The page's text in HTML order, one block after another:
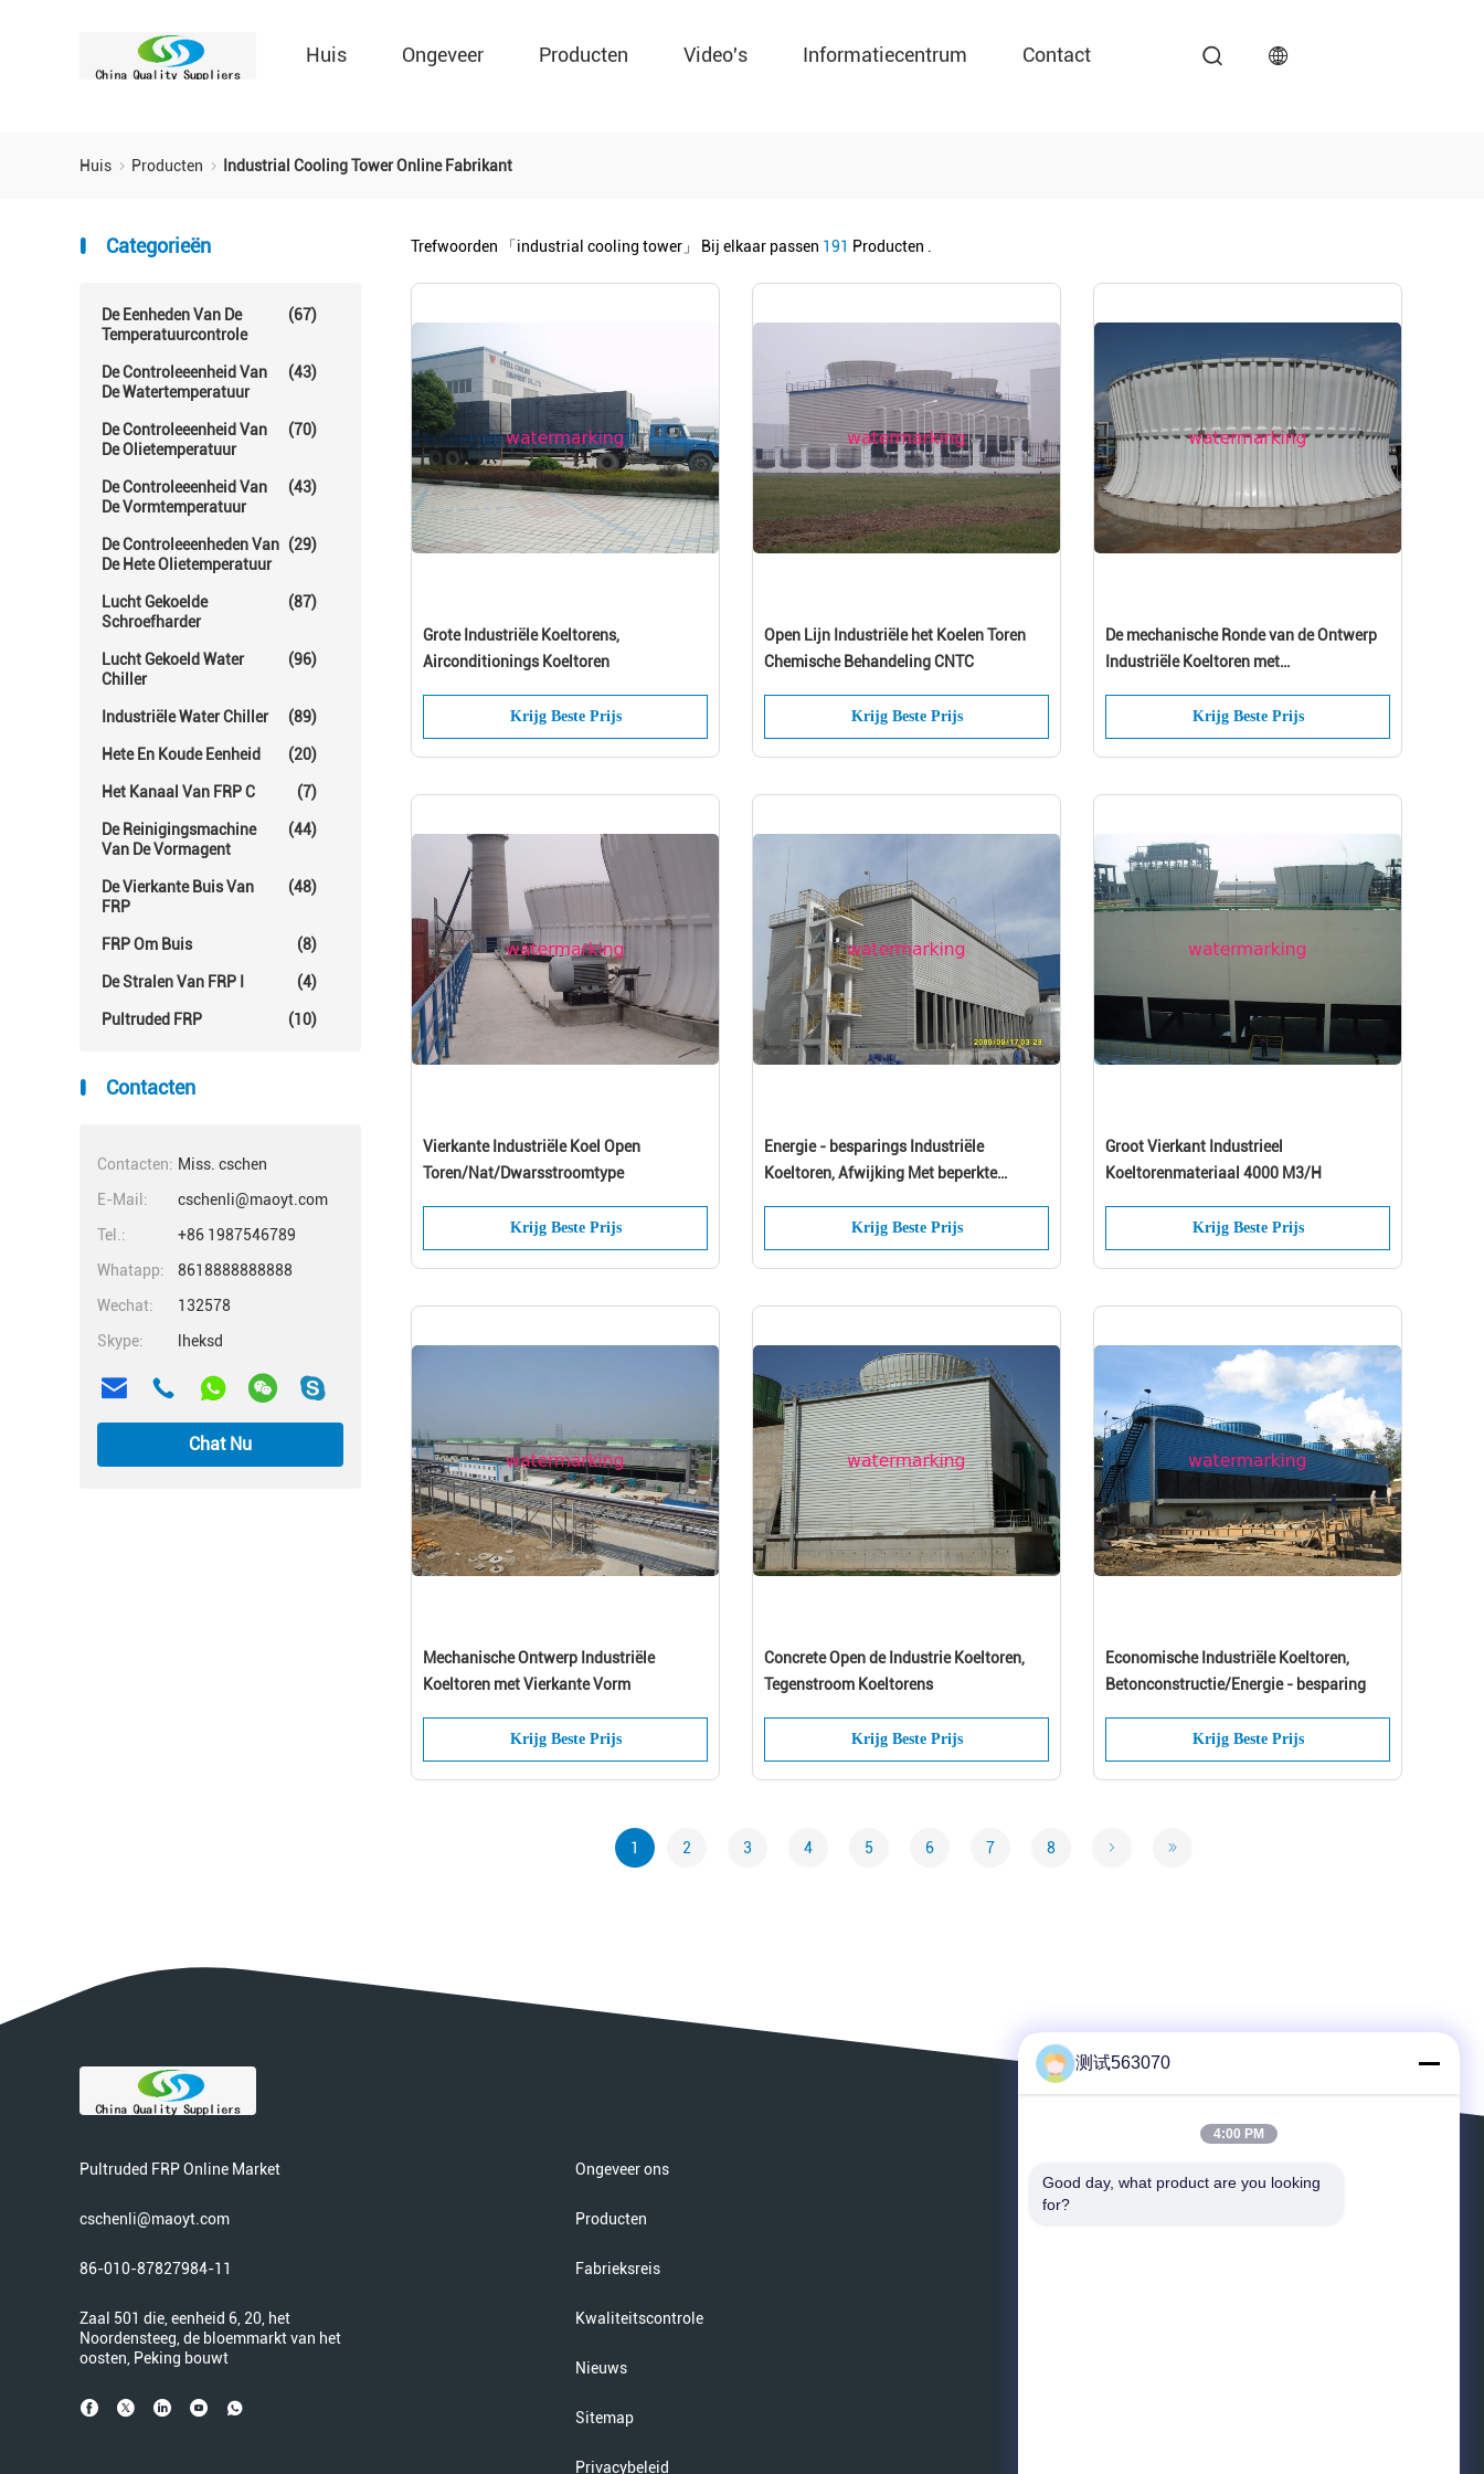
Huis Ongeveer Producten Video's Informatiecentrum Contact
Huis Producten Industrial Cooling Tower Online Fabrikant
Categorieën
De Eenheden Van De
Temperatuurcontrole
(67)
De Controleeenheid Van
De Watertemperatuur
(43)
De Controleeenheid Van
De Olietemperatuur
(70)
De Controleeenheid Van
De Vormtemperatuur
(43)
De Controleeenheden Van
De Hete Olietemperatuur
(29)
Lucht Gekoelde
Schroefharder
(87)
Lucht Gekoeld Water
Chiller
(96)
Industriële Water Chiller (89)
Hete En Koude Eenheid (20)
Het Kanaal Van FRP C (7)
De Reinigingsmachine
Van De Vormagent
(44)
De Vierkante Buis Van
FRP
(48)
FRP Om Buis (8)
De Stralen Van FRP I (4)
Pultruded FRP (10)
Contacten
Contacten: Miss. cschen
E-Mail:
cschenli@maoyt.com
Tel.:
+86 1987546789
Whatapp:
8618888888888
Wechat:
132578
Skype:
lheksd
Chat Nu
Trefwoorden 「industrial cooling tower」 Bij elkaar passen 191 Producten .
Grote Industriële Koeltorens,
Airconditionings Koeltoren
Krijg Beste Prijs
Open Lijn Industriële het Koelen Toren
Chemische Behandeling CNTC
Krijg Beste Prijs
De mechanische Ronde van de Ontwerp
Industriële Koeltoren met
Krijg Beste Prijs
Vierkante Industriële Koel Open
Toren/Nat/Dwarsstroomtype
Krijg Beste Prijs
Energie - besparings Industriële
Koeltoren, Afwijking Met beperkte
Krijg Beste Prijs
Groot Vierkant Industrieel
Koeltorenmateriaal 4000 M3/H
Krijg Beste Prijs
Mechanische Ontwerp Industriële
Koeltoren met Vierkante Vorm
Krijg Beste Prijs
Concrete Open de Industrie Koeltoren,
Tegenstroom Koeltorens
Krijg Beste Prijs
Economische Industriële Koeltoren,
Betonconstructie/Energie - besparing
Krijg Beste Prijs
1 2 3 4 5 6 7 8
Pultruded FRP Online Market
cschenli@maoyt.com
86-010-87827984-11
Zaal 501 die, eenheid 6, 20, het
Noordensteeg, de bloemmarkt van het
oosten, Peking bouwt
Ongeveer ons
Producten
Fabrieksreis
Kwaliteitscontrole
Nieuws
Sitemap
Privacybeleid
测试563070
4:00 PM
Good day, what product are you looking
for?